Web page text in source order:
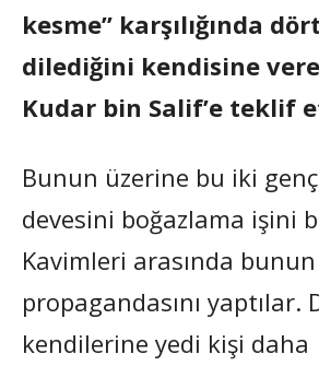
kesme” karşılığında
dilediğini kendisine
Kudar bin Salif’e teklif
Bunun üzerine bu iki genç
devesini boğazlama işini
Kavimleri arasında bunun
propagandasını yaptılar.
kendilerine yedi kişi daha